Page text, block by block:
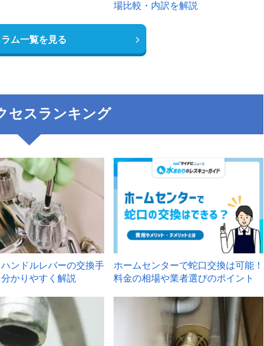
場比較・内訳を解説
ラム一覧を見る
セスランキング
ンドルレバーの交換手
かりやすく解説
ホームセンターで蛇口交換は可能！
料金の相場や業者選びのポイント